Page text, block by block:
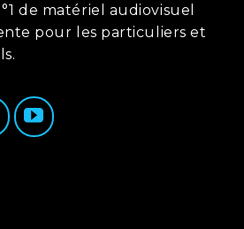
de matériel audiovisuel
pour les particuliers et